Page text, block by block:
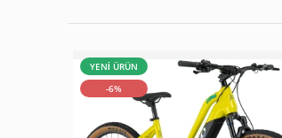
YENİ ÜRÜN
-6%